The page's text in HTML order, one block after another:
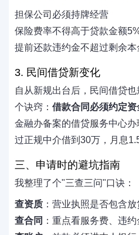
担保公司必须持牌经营
保险费率不得高于贷款金额
提前还款违约金不超过剩余本
3. 民间借贷新变化
自从新规出台后，民间借贷
个诀窍： 借款合同必须约定资
金融办备案的借贷服务中心
过正规中介借到30万，月息
三、申请时的避坑指南
我整理了个"三查三问"口诀：
查资质 ：营业执照是否包含
查合同 ：重点看服务费、违